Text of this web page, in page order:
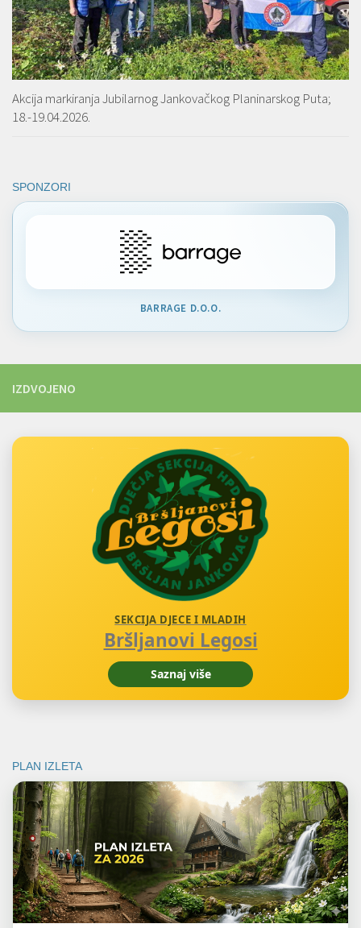
Akcija markiranja Jubilarnog Jankovačkog Planinarskog Puta;
18.-19.04.2026.
SPONZORI
BARRAGE D.O.O.
IZDVOJENO
SEKCIJA DJECE I MLADIH
Bršljanovi Legosi
Saznaj više
PLAN IZLETA